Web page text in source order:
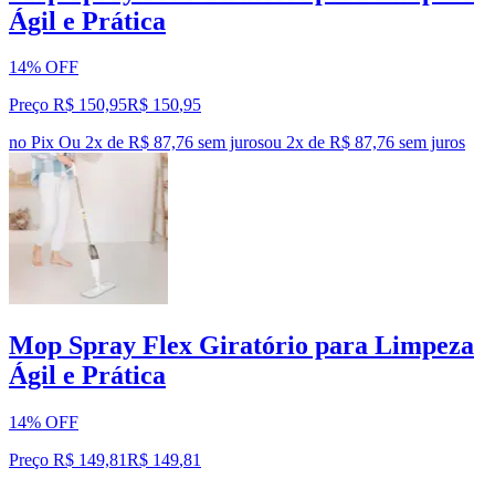
Ágil e Prática
14% OFF
Preço R$ 150,95R$ 150,95
no Pix Ou 2x de R$ 87,76 sem jurosou 2x de R$ 87,76 sem juros
Mop Spray Flex Giratório para Limpeza
Ágil e Prática
14% OFF
Preço R$ 149,81R$ 149,81